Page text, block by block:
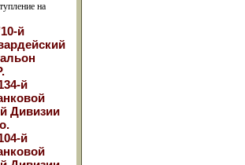
на
й
й
Дивизии
й